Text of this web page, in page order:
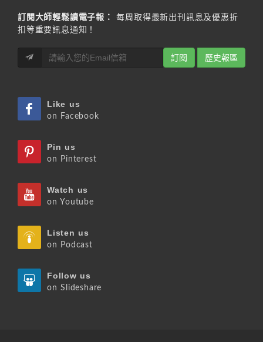
訂閱大師輕鬆讀電子報：
每周取得最新出刊訊息及優惠折
扣等重要訊息通知！
訂閱 歷史報區
Like us
on Facebook
Pin us
on Pinterest
Watch us
on Youtube
Listen us
on Podcast
Follow us
on Slideshare